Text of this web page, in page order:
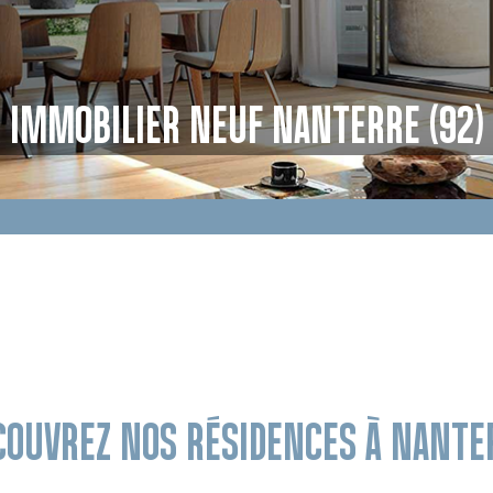
IMMOBILIER NEUF NANTERRE (92)
NOS RÉSIDENCES À